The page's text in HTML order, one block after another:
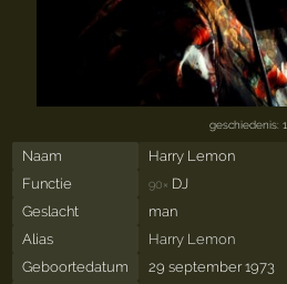
geschiedenis: 1
Naam
Harry Lemon
Functie
90× DJ
Geslacht
man
Alias
Harry Lemon
Geboortedatum
29 september 1973